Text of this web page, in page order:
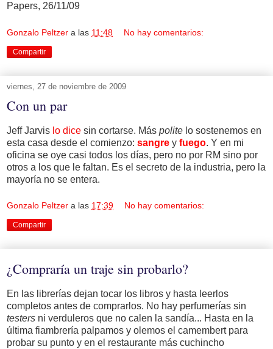
Papers, 26/11/09
Gonzalo Peltzer a las 11:48 No hay comentarios:
Compartir
viernes, 27 de noviembre de 2009
Con un par
Jeff Jarvis lo dice sin cortarse. Más polite lo sostenemos en
esta casa desde el comienzo: sangre y fuego. Y en mi
oficina se oye casi todos los días, pero no por RM sino por
otros a los que le faltan. Es el secreto de la industria, pero la
mayoría no se entera.
Gonzalo Peltzer a las 17:39 No hay comentarios:
Compartir
¿Compraría un traje sin probarlo?
En las librerías dejan tocar los libros y hasta leerlos
completos antes de comprarlos. No hay perfumerías sin
testers ni verduleros que no calen la sandía... Hasta en la
última fiambrería palpamos y olemos el camembert para
probar su punto y en el restaurante más cuchincho